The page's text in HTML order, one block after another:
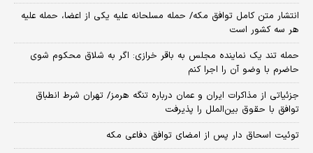
انتشار متن کامل توافق مکه/ حمله مسلحانه علیه یکی از اعضا، حمله علیه
هر سه کشور است
حمله تند یک نماینده مجلس به باقر خرازی: اگر به شلاق محکوم شوی
حاضرم با وضو آن را اجرا کنم
جزئیاتی از مذاکرات ایران و عمان درباره تنگه هرمز/ تهران شرط انطباق
توافق با حقوق بین‌الملل را پذیرفت
توئیت اسحاق دار پس از امضای توافق دفاعی مکه